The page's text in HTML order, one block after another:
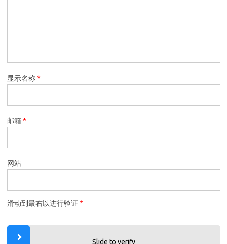
显示名称*
邮箱*
网站
滑动到最右以进行验证 *
Slide to verify